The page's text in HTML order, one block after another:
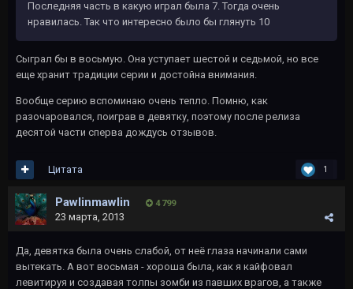
Последняя часть в какую играл была 7. Тогда очень
нравилась. Так что интересно было бы глянуть 10
Сыграл бы в восьмую. Она уступает шестой и седьмой, но все
еще хранит традиции серии и достойна внимания.
Вообще серию вспоминаю очень тепло. Помню, как
разочаровался, поиграв в девятку, поэтому после релиза
десятой части сперва дождусь отзывов.
1
Цитата
Pawlinmawlin 4 799
23 марта, 2013
Да, девятка была очень слабой, от неё глаза начинали сами
вытекать. А вот восьмая - хороша была, как я кайфовал
левитируя и создавая толпы зомби из павших врагов, а также